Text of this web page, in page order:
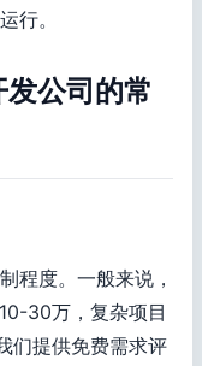
行。
公司的常
程度。一般来说，
30万，复杂项目
们提供免费需求评